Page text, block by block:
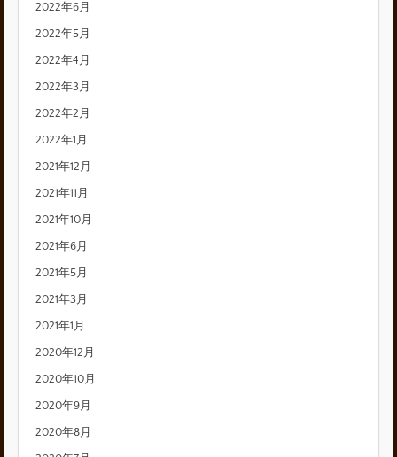
2022年6月
2022年5月
2022年4月
2022年3月
2022年2月
2022年1月
2021年12月
2021年11月
2021年10月
2021年6月
2021年5月
2021年3月
2021年1月
2020年12月
2020年10月
2020年9月
2020年8月